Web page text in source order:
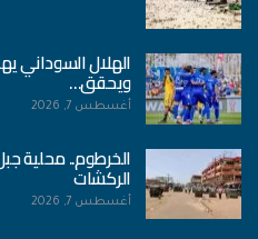
الهلال
ويحقق…
أغسطس 7, 2026
الخرطوم.. محلية
الركشات
أغسطس 7, 2026